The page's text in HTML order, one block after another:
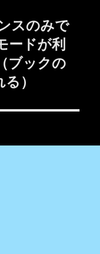
スのみで
ードが利
ブックの
）